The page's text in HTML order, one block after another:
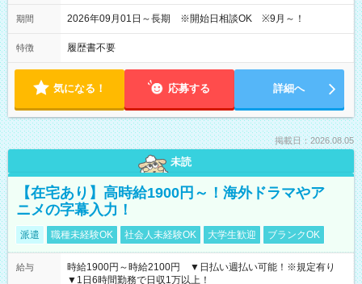
期間 2026年09月01日～長期 ※開始日相談OK ※9月～！
特徴 履歴書不要
気になる！ 応募する 詳細へ
掲載日：2026.08.05
未読
【在宅あり】高時給1900円～！海外ドラマやア
ニメの字幕入力！
派遣 職種未経験OK 社会人未経験OK 大学生歓迎 ブランクOK
給与
時給1900円～時給2100円 ▼日払い週払い可能！※規定有り
▼1日6時間勤務で日収1万以上！